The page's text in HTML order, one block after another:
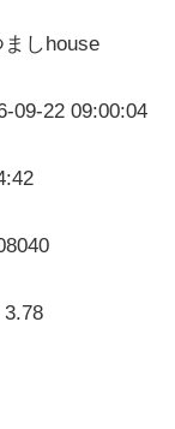
しhouse
09-22 09:00:04